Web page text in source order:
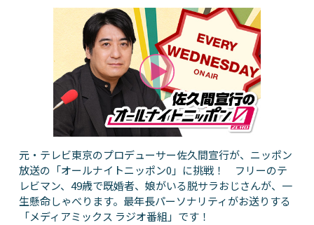
元・テレビ東京のプロデューサー佐久間宣行が、ニッポン
放送の「オールナイトニッポン0」に挑戦！ フリーのテ
レビマン、49歳で既婚者、娘がいる脱サラおじさんが、一
生懸命しゃべります。最年長パーソナリティがお送りする
「メディアミックス ラジオ番組」です！